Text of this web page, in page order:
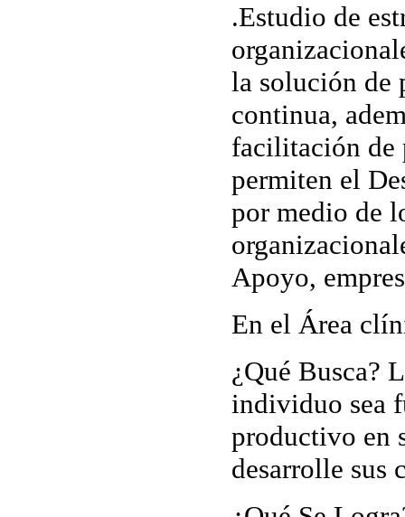
.Estudio de
la solución de
continua,
facilitación de
permiten el
por medio de
Apoyo,
En el Área
¿Qué Busca?
individuo sea
productivo en
desarrolle sus